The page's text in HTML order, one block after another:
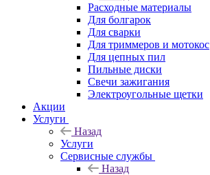
Расходные материалы
Для болгарок
Для сварки
Для триммеров и мотокос
Для цепных пил
Пильные диски
Свечи зажигания
Электроугольные щетки
Акции
Услуги
Назад
Услуги
Сервисные службы
Назад